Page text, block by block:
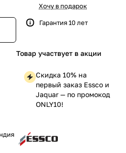
Хочу в подарок
Гарантия 10 лет
Товар участвует в акции
Скидка 10% на
первый заказ Essco и
Jaquar — по промокод
ONLY10!